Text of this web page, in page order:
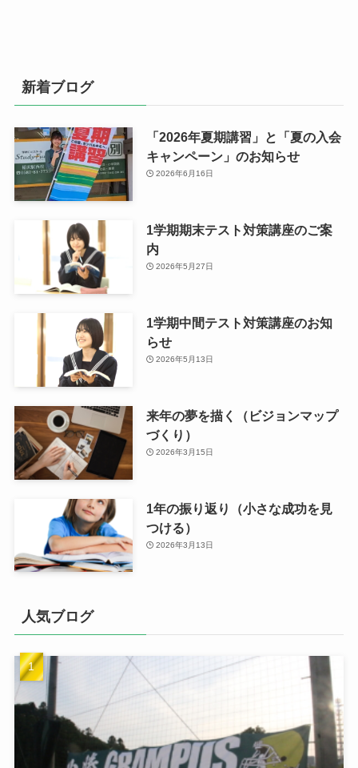
新着ブログ
「2026年夏期講習」と「夏の入会
キャンペーン」のお知らせ
2026年6月16日
1学期期末テスト対策講座のご案
内
2026年5月27日
1学期中間テスト対策講座のお知
らせ
2026年5月13日
来年の夢を描く（ビジョンマップ
づくり）
2026年3月15日
1年の振り返り（小さな成功を見
つける）
2026年3月13日
人気ブログ